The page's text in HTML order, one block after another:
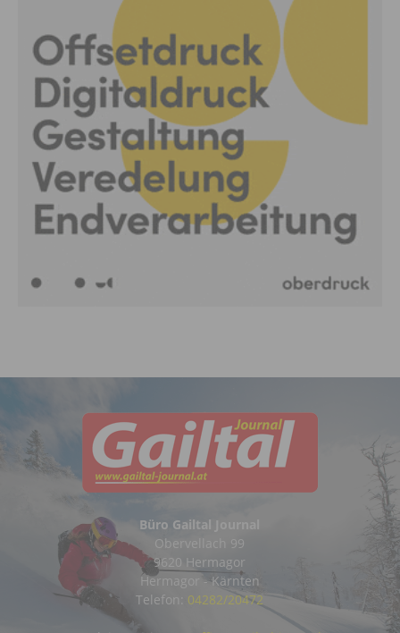
Büro Gailtal Journal
Obervellach 99
9620 Hermagor
Hermagor - Kärnten
Telefon: 04282/20472